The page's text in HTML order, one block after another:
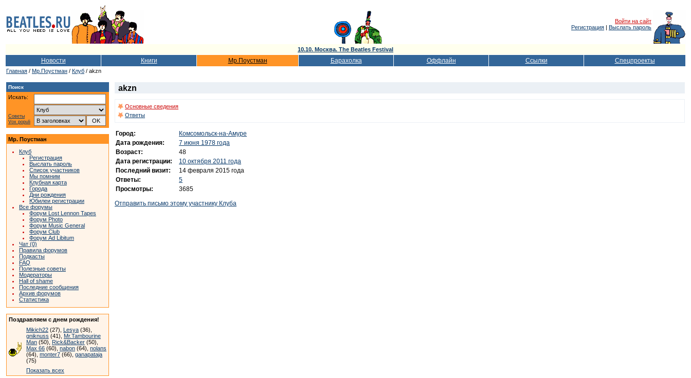
Войти на сайт
Регистрация | Выслать пароль
10.10. Москва. The Beatles Festival
Новости Книги Мр.Поустман Барахолка Оффлайн Ссылки Спецпроекты
Главная / Мр.Поустман / Клуб / akzn
Поиск
Искать:
Советы
Vox populi
Мр. Поустман
Клуб
Регистрация
Выслать пароль
Список участников
Мы помним
Клубная карта
Города
Дни рождения
Юбилеи регистрации
Все форумы
Форум Lost Lennon Tapes
Форум Photo
Форум Music General
Форум Club
Форум Ad Libitum
Чат (0)
Правила форумов
Подкасты
FAQ
Полезные советы
Модераторы
Hall of shame
Последние сообщения
Архив форумов
Статистика
Поздравляем с днем рождения!
Mikich22 (27), Lesya (36),
gniknuss (41), Mr.Tambourine
Man (50), Rick&Backer (50),
Max 66 (60), nabon (64), nolans
(64), monter7 (66), ganapataja
(75)
Показать всех
akzn
Основные сведения
Ответы
Город:
Комсомольск-на-Амуре
Дата рождения:
7 июня 1978 года
Возраст:
48
Дата регистрации:
10 октября 2011 года
Последний визит:
14 февраля 2015 года
Ответы:
5
Просмотры:
3685
Отправить письмо этому участнику Клуба